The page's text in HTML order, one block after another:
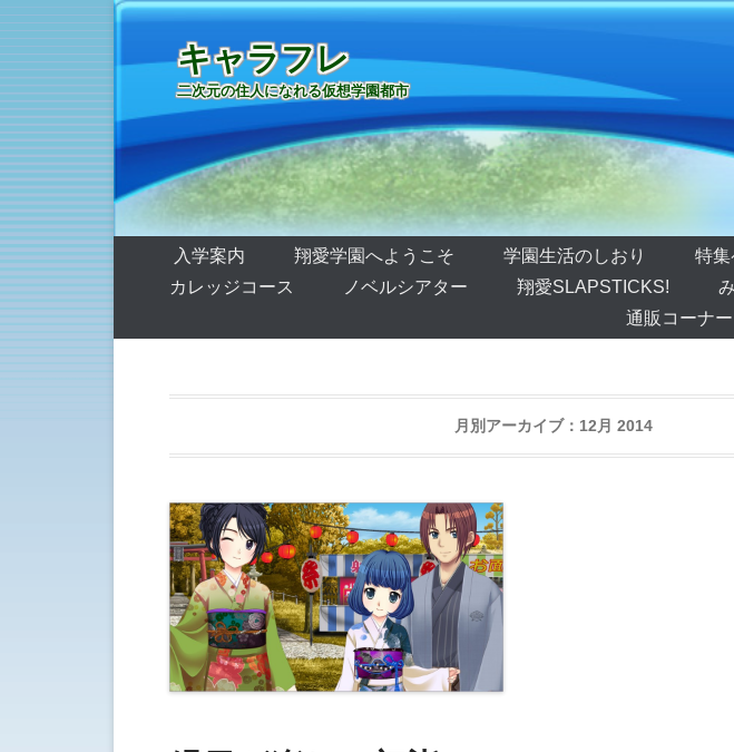
キャラフレ
二次元の住人になれる仮想学園都市
第1メニュー
コンテンツへ移動
入学案内 翔愛学園へようこそ 学園生活のしおり 特集
カレッジコース
ノベルシアター 翔愛SLAPSTICKS!
通販コーナー
月別アーカイブ： 12月 2014